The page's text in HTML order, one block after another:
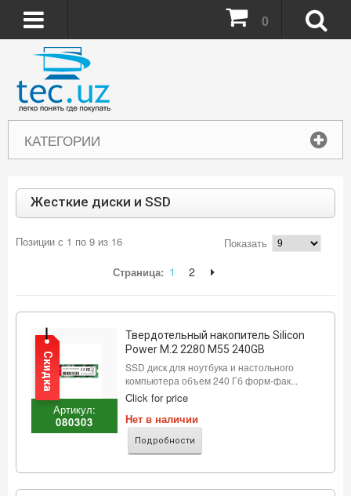
КАТЕГОРИИ
0
Жесткие диски и SSD
Позиции с 1 по 9 из 16
Показать
Страница: 1 2
Артикул:
080303
Твердотельный накопитель Silicon
Power M.2 2280 M55 240GB
SSD диск для ноутбука и настольного
компьютера объем 240 Гб форм-фак...
Click for price
Нет в наличии
Подробности
Скидка